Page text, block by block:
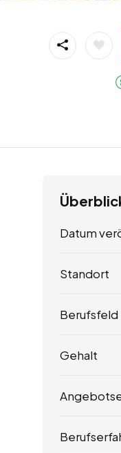
Datum
Standort
Berufsfeld
Gehalt